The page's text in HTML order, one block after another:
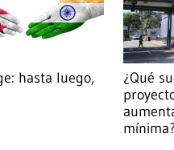
hasta luego,
¿Qué
mínima?